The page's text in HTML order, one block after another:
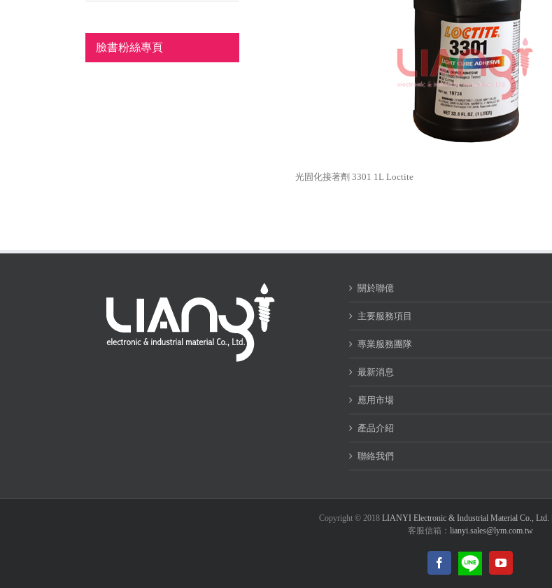
光固化接著劑 3301 1L Loctite
臉書粉絲專頁
關於聯億
主要服務項目
專業服務團隊
最新消息
應用市場
產品介紹
聯絡我們
Copyright © 2018 LIANYI Electronic & Industrial Material Co., Ltd.
客服信箱： lianyi.sales@lym.com.tw
Facebook
LINE@ YouTube